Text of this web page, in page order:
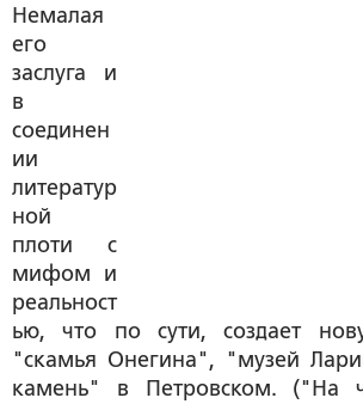
Немалая
его
заслуга и
в
соединен
ии
литератур
ной
плоти с
мифом и
реальност
ью, что по сути, создает
"скамья Онегина", "музей
камень" в Петровском. ("На